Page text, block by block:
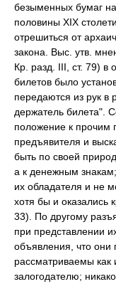
безыменных бумаг
половины XIX
отрешиться от
закона. Выс. утв.
Кр. разд. III, ст. 79) в
билетов было
передаются из рук в
держатель билета".
положение к прочим
предъявителя и
быть по своей
а к денежным
их обладателя и не
хотя бы и оказались
33). По другому
при представлении
объявления, что они
рассматриваемы
залогодателю;